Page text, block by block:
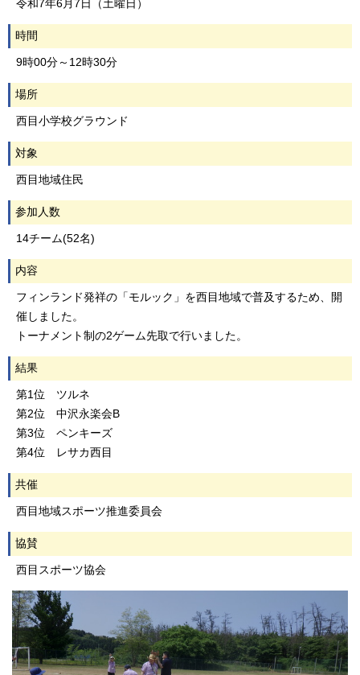
令和7年6月7日（土曜日）
時間
9時00分～12時30分
場所
西目小学校グラウンド
対象
西目地域住民
参加人数
14チーム(52名)
内容
フィンランド発祥の「モルック」を西目地域で普及するため、開
催しました。
トーナメント制の2ゲーム先取で行いました。
結果
第1位 ツルネ
第2位 中沢永楽会B
第3位 ペンキーズ
第4位 レサカ西目
共催
西目地域スポーツ推進委員会
協賛
西目スポーツ協会